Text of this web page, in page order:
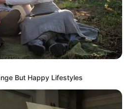
But Happy Lifestyles